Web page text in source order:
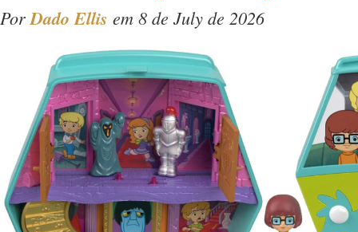
PorDado Ellis em 8 de July de 2026